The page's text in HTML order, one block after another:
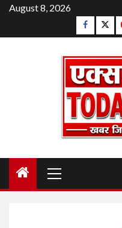
Skip
content
August 8, 2026
Menu